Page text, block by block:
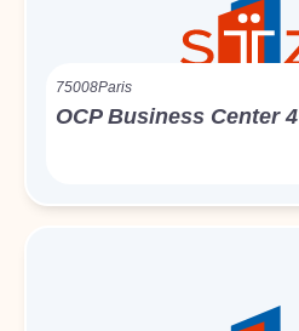
75008Paris
OCP Business Center 4